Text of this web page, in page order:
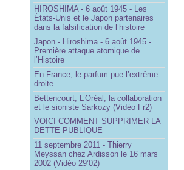
HIROSHIMA - 6 août 1945 - Les
États-Unis et le Japon partenaires
dans la falsification de l’histoire
Japon - Hiroshima - 6 août 1945 -
Première attaque atomique de
l’Histoire
En France, le parfum pue l’extrême
droite
Bettencourt, L’Oréal, la collaboration
et le sioniste Sarkozy (Vidéo Fr2)
VOICI COMMENT SUPPRIMER LA
DETTE PUBLIQUE
11 septembre 2011 - Thierry
Meyssan chez Ardisson le 16 mars
2002 (Vidéo 29’02)